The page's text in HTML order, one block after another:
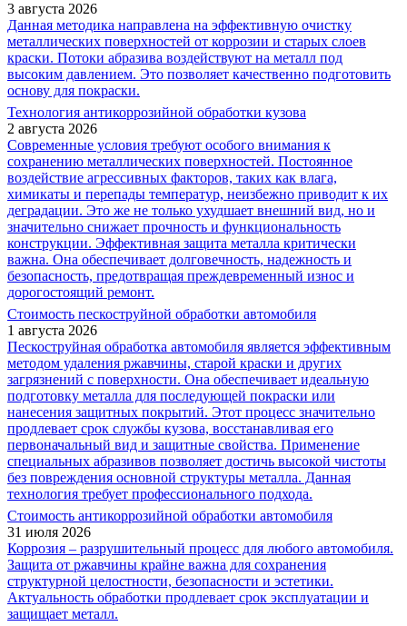
3 августа 2026
Данная методика направлена на эффективную очистку
металлических поверхностей от коррозии и старых слоев
краски. Потоки абразива воздействуют на металл под
высоким давлением. Это позволяет качественно подготовить
основу для покраски.
Технология антикоррозийной обработки кузова
2 августа 2026
Современные условия требуют особого внимания к
сохранению металлических поверхностей. Постоянное
воздействие агрессивных факторов, таких как влага,
химикаты и перепады температур, неизбежно приводит к их
деградации. Это же не только ухудшает внешний вид, но и
значительно снижает прочность и функциональность
конструкции. Эффективная защита металла критически
важна. Она обеспечивает долговечность, надежность и
безопасность, предотвращая преждевременный износ и
дорогостоящий ремонт.
Стоимость пескоструйной обработки автомобиля
1 августа 2026
Пескоструйная обработка автомобиля является эффективным
методом удаления ржавчины, старой краски и других
загрязнений с поверхности. Она обеспечивает идеальную
подготовку металла для последующей покраски или
нанесения защитных покрытий. Этот процесс значительно
продлевает срок службы кузова, восстанавливая его
первоначальный вид и защитные свойства. Применение
специальных абразивов позволяет достичь высокой чистоты
без повреждения основной структуры металла. Данная
технология требует профессионального подхода.
Стоимость антикоррозийной обработки автомобиля
31 июля 2026
Коррозия – разрушительный процесс для любого автомобиля.
Защита от ржавчины крайне важна для сохранения
структурной целостности, безопасности и эстетики.
Актуальность обработки продлевает срок эксплуатации и
защищает металл.